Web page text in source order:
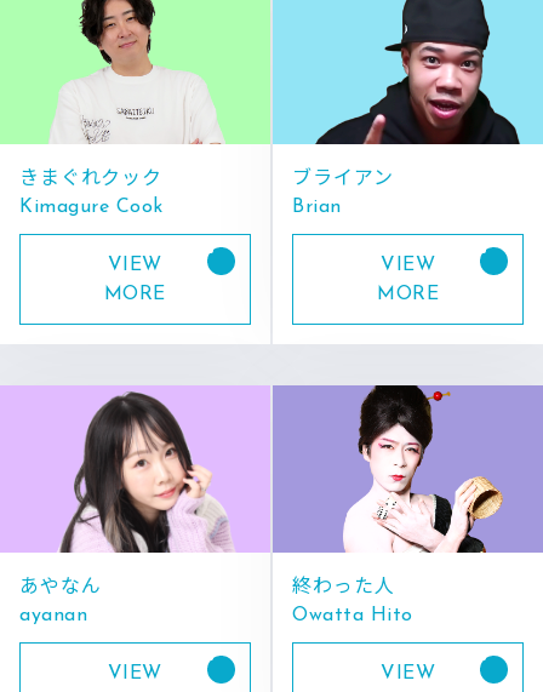
きまぐれクック
Kimagure Cook
VIEW
MORE
ブライアン
Brian
VIEW
MORE
あやなん
ayanan
VIEW
終わった人
Owatta Hito
VIEW